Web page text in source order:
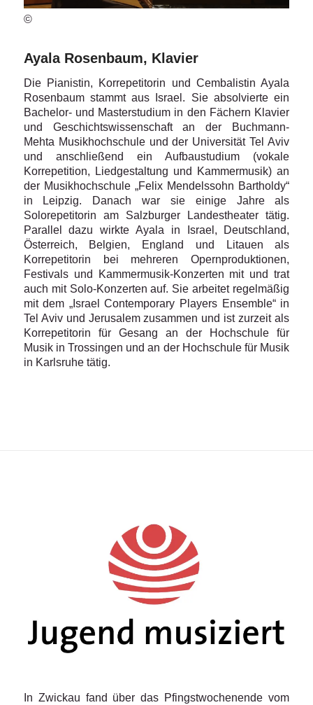
©
Ayala Rosenbaum, Klavier
Die Pianistin, Korrepetitorin und Cembalistin Ayala
Rosenbaum stammt aus Israel. Sie absolvierte ein
Bachelor- und Masterstudium in den Fächern Klavier
und Geschichtswissenschaft an der Buchmann-
Mehta Musikhochschule und der Universität Tel Aviv
und anschließend ein Aufbaustudium (vokale
Korrepetition, Liedgestaltung und Kammermusik) an
der Musikhochschule „Felix Mendelssohn Bartholdy“
in Leipzig. Danach war sie einige Jahre als
Solorepetitorin am Salzburger Landestheater tätig.
Parallel dazu wirkte Ayala in Israel, Deutschland,
Österreich, Belgien, England und Litauen als
Korrepetitorin bei mehreren Opernproduktionen,
Festivals und Kammermusik-Konzerten mit und trat
auch mit Solo-Konzerten auf. Sie arbeitet regelmäßig
mit dem „Israel Contemporary Players Ensemble“ in
Tel Aviv und Jerusalem zusammen und ist zurzeit als
Korrepetitorin für Gesang an der Hochschule für
Musik in Trossingen und an der Hochschule für Musik
in Karlsruhe tätig.
In Zwickau fand über das Pfingstwochenende vom